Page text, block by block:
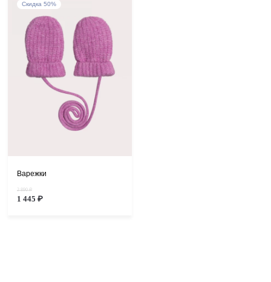
Скидка 50%
Варежки
2 890 ₽
1 445 ₽